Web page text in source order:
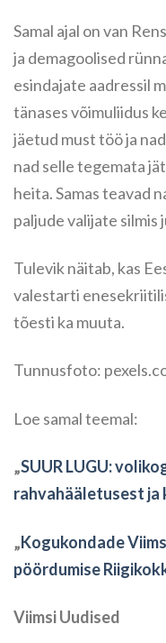
Samal ajal on van
ja demagoolised
esindajate aadressil
tänases võimuliidus
jäetud must töö ja
nad selle tegemata
heita. Samas teavad
paljude valijate silmis
Tulevik näitab, kas
valestarti
tõesti ka muuta.
Tunnusfoto:
Loe samal teemal:
„SUUR LUGU:
rahvahääletusest ja
„Kogukondade
pöördumise
Viimsi Uudised